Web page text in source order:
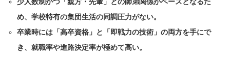
め、学校特有の集団生活の同調圧力がない。
卒業時には「高卒資格」と「即戦力の技術」の両方を手にで
き、就職率や進路決定率が極めて高い。